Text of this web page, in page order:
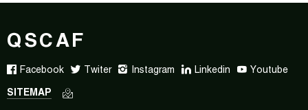
QSCAF
Facebook Twiter Instagram Linkedin Youtube
SITEMAP